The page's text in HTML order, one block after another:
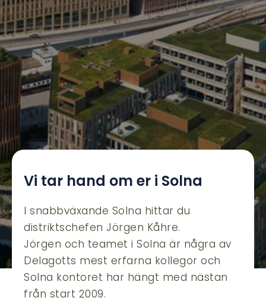
Vi tar hand om er i Solna
I snabbväxande Solna hittar du
distriktschefen Jörgen Kåhre.
Jörgen och teamet i Solna är några av
Delagotts mest erfarna kollegor och
Solna kontoret har hängt med nästan
från start 2009.